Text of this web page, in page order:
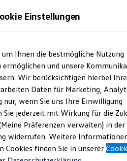
entdecken
und Oldtimer
und Hersteller finden
entdecken & konfigurieren
& Behörden
GmbH & Co.
Bewertungen
Einstellungen
Ihnen die bestmögliche Nutzung
ermöglichen und unsere
Wir berücksichtigen hierbei Ihre
Daten für Marketing,
nur, wenn Sie uns Ihre Einwilligung
Sie jederzeit mit Wirkung für die
Präferenzen verwalten) in der
widerrufen. Weitere
Cookies finden Sie in unserer